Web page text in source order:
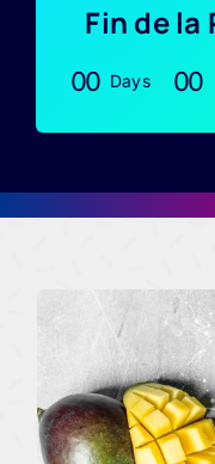
Fin de la
00 Days 00